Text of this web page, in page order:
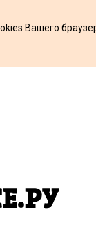
Вашего